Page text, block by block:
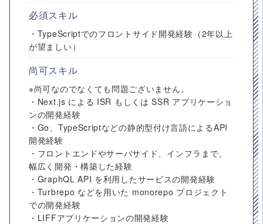
必須スキル
・TypeScriptでのフロントサイド開発経験（2年以上
が望ましい）
尚可スキル
※尚可なのでなくても問題ございません。
・Next.js による ISR もしくは SSR アプリケーショ
ンの開発経験
・Go、TypeScriptなどの静的型付け言語によるAPI
開発経験
・フロントエンドやサーバサイド、インフラまで、
幅広く開発・構築した経験
・GraphQL API を利用したサービスの開発経験
・Turbrepo などを用いた monorepo プロジェクト
での開発経験
・LIFFアプリケーションの開発経験